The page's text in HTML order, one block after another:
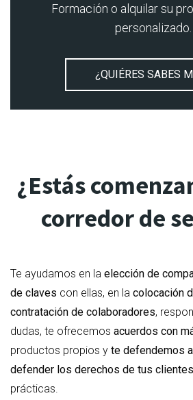
Formación o alquilar su
personalizado.
¿QUIÉRES SABES
¿Estás
corredor de
Te ayudamos en la elección de
de claves con ellas, en la colocación
contratación de colaboradores,
dudas, te ofrecemos acuerdos con
productos propios y te defendemos
defender los derechos de tus clientes
prácticas.